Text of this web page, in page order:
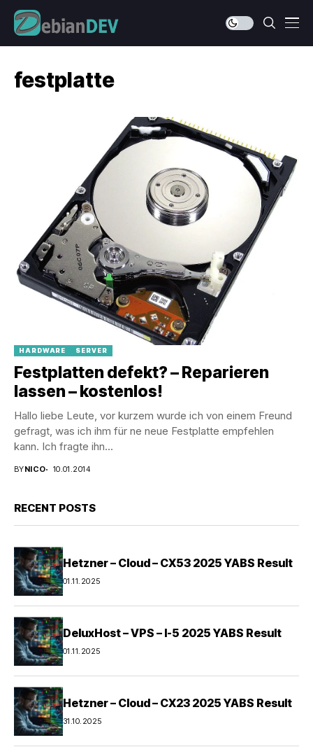
festplatte
HARDWARE SERVER
Festplatten defekt? – Reparieren
lassen – kostenlos!
Hallo liebe Leute, vor kurzem wurde ich von einem Freund
gefragt, was ich ihm für ne neue Festplatte empfehlen
kann. Ich fragte ihn...
BYNICO 10.01.2014
RECENT POSTS
Hetzner – Cloud – CX53 2025 YABS Result
01.11.2025
DeluxHost – VPS – I-5 2025 YABS Result
01.11.2025
Hetzner – Cloud – CX23 2025 YABS Result
31.10.2025